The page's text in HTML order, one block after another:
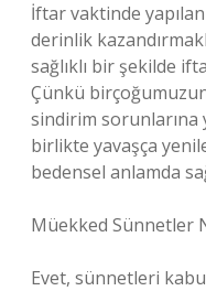
İftar vaktinde
derinlik
sağlıklı bir şekilde
Çünkü
sindirim sorunlarına
birlikte yavaşça
bedensel anlamda
Müekked Sünnetler
Evet, sünnetleri